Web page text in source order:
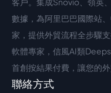
數據，為阿里巴巴國際站
家，提供外貿流程全步驟
軟體專家，信風AI類
首創按結果付費，讓您的外
聯絡方式